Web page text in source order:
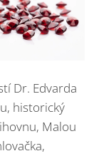
Dr. Edvarda
historický
Malou